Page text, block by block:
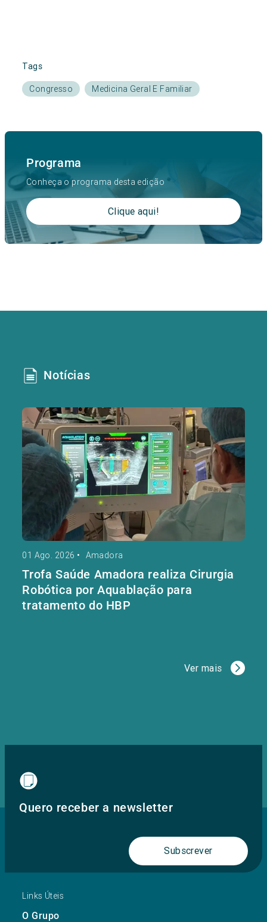
Tags
Congresso Medicina Geral E Familiar
Programa
Conheça o programa desta edição
Clique aqui!
Notícias
01 Ago. 2026 • Amadora
Trofa Saúde Amadora realiza Cirurgia
Robótica por Aquablação para
tratamento do HBP
Ver mais
Quero receber a newsletter
Subscrever
Links Úteis
O Grupo